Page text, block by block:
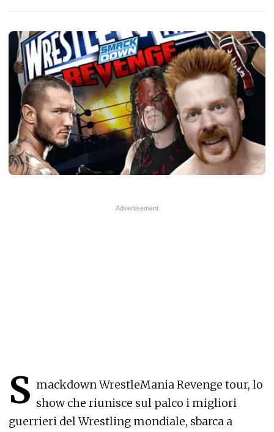
S mackdown WrestleMania Revenge tour, lo
show che riunisce sul palco i migliori
guerrieri del Wrestling mondiale, sbarca a